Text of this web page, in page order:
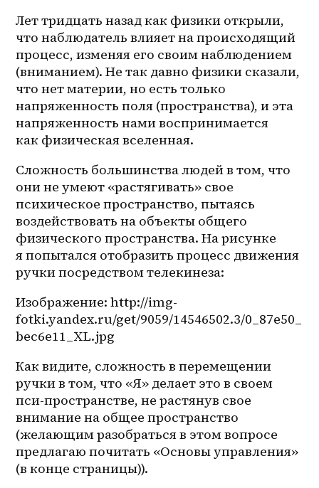
Лет тридцать назад как физики открыли,
что наблюдатель влияет на происходящий
процесс, изменяя его своим наблюдением
(вниманием). Не так давно физики сказали,
что нет материи, но есть только
напряженность поля (пространства), и эта
напряженность нами воспринимается
как физическая вселенная.
Сложность большинства людей в том, что
они не умеют «растягивать» свое
психическое пространство, пытаясь
воздействовать на объекты общего
физического пространства. На рисунке
я попытался отобразить процесс движения
ручки посредством телекинеза:
Изображение: http://img-
fotki.yandex.ru/get/9059/14546502.3/0_87e50_
bec6e11_XL.jpg
Как видите, сложность в перемещении
ручки в том, что «Я» делает это в своем
пси-пространстве, не растянув свое
внимание на общее пространство
(желающим разобраться в этом вопросе
предлагаю почитать «Основы управления»
(в конце страницы)).